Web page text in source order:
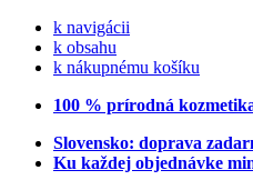
k navigácii
k obsahu
k nákupnému košíku
100 % prírodná
Slovensko: doprava
Ku každej objednávke